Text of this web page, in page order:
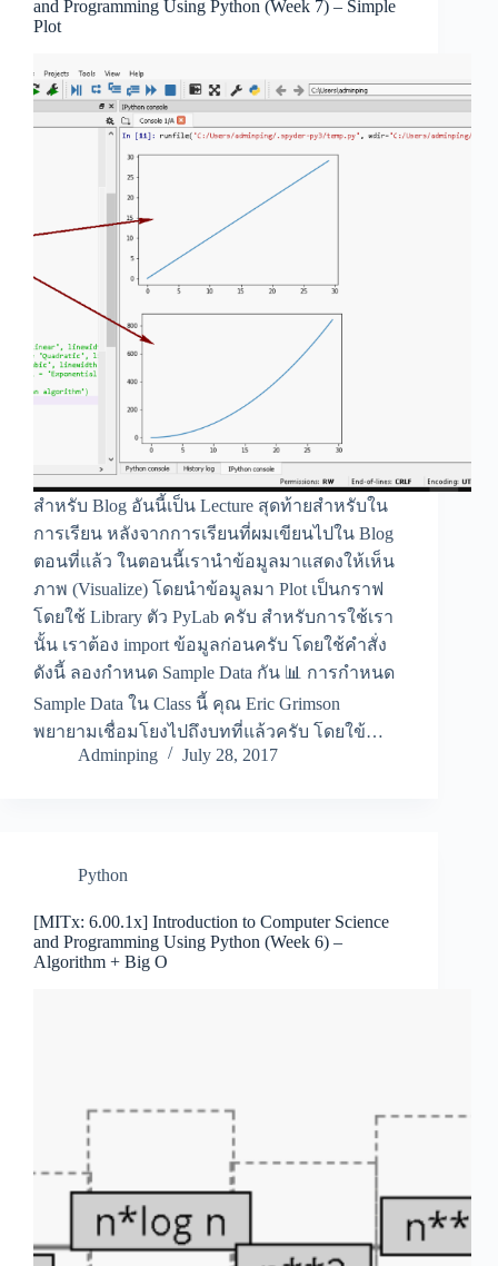
and Programming Using Python (Week 7) – Simple
Plot
สำหรับ Blog อันนี้เป็น Lecture สุดท้ายสำหรับใน
การเรียน หลังจากการเรียนที่ผมเขียนไปใน Blog
ตอนที่แล้ว ในตอนนี้เรานำข้อมูลมาแสดงให้เห็น
ภาพ (Visualize) โดยนำข้อมูลมา Plot เป็นกราฟ
โดยใช้ Library ตัว PyLab ครับ สำหรับการใช้เรา
นั้น เราต้อง import ข้อมูลก่อนครับ โดยใช้คำสั่ง
ดังนี้ ลองกำหนด Sample Data กัน 📊 การกำหนด
Sample Data ใน Class นี้ คุณ Eric Grimson
พยายามเชื่อมโยงไปถึงบทที่แล้วครับ โดยใข้…
Adminping
July 28, 2017
Python
[MITx: 6.00.1x] Introduction to Computer Science
and Programming Using Python (Week 6) –
Algorithm + Big O